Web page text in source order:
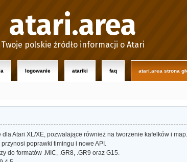
atari.area
Twoje polskie źródło informacji o Atari
logowanie atariki faq atari.area strona
Atari XL/XE, pozwalające również na tworzenie kafelków i map.
poprawki timingu i nowe API.
do formatów .MIC, .GR8, .GR9 oraz G15.